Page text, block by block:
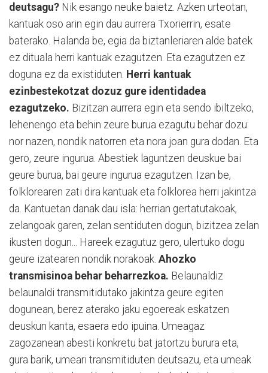
deutsagu? Nik esango neuke baietz. Azken urteotan,
kantuak oso arin egin dau aurrera Txorierrin, esate
baterako. Halanda be, egia da biztanleriaren alde batek
ez dituala herri kantuak ezagutzen. Eta ezagutzen ez
doguna ez da existiduten. Herri kantuak
ezinbestekotzat dozuz gure identidadea
ezagutzeko. Bizitzan aurrera egin eta sendo ibiltzeko,
lehenengo eta behin zeure burua ezagutu behar dozu:
nor nazen, nondik natorren eta nora joan gura dodan. Eta
gero, zeure ingurua. Abestiek laguntzen deuskue bai
geure burua, bai geure ingurua ezagutzen. Izan be,
folklorearen zati dira kantuak eta folklorea herri jakintza
da. Kantuetan danak dau isla: herrian gertatutakoak,
zelangoak garen, zelan sentiduten dogun, bizitzea zelan
ikusten dogun... Hareek ezagutuz gero, ulertuko dogu
geure izatearen nondik norakoak. Ahozko
transmisinoa behar beharrezkoa. Belaunaldiz
belaunaldi transmitidutako jakintza geure egiten
dogunean, berez aterako jaku egoereak eskatzen
deuskun kanta, esaera edo ipuina. Umeagaz
zagozanean abesti konkretu bat jatortzu burura eta,
gura barik, umeari transmitiduten deutsazu, eta umeak